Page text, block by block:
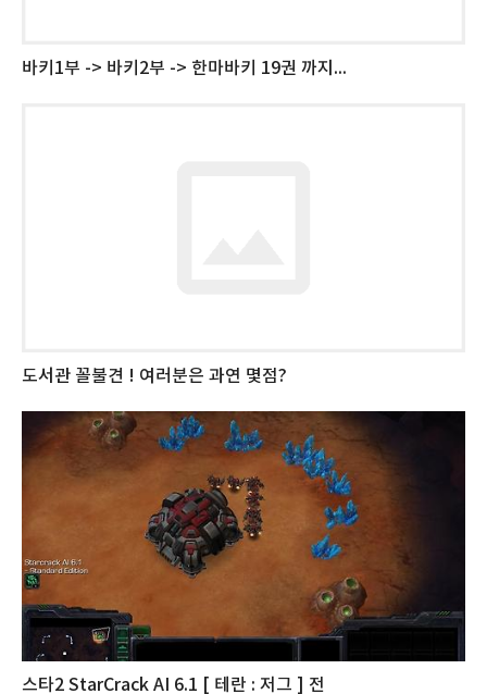
바키1부 -> 바키2부 -> 한마바키 19권 까지...
도서관 꼴불견 ! 여러분은 과연 몇점?
스타2 StarCrack AI 6.1 [ 테란 : 저그 ] 전